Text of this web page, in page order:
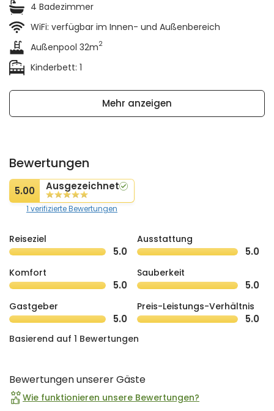
4 Badezimmer
WiFi: verfügbar im Innen- und Außenbereich
Außenpool 32m2
Kinderbett: 1
Mehr anzeigen
Bewertungen
5.00 Ausgezeichnet
1 verifizierte Bewertungen
Reiseziel
5.0
Ausstattung
5.0
Komfort
5.0
Sauberkeit
5.0
Gastgeber
5.0
Preis-Leistungs-Verhältnis
5.0
Basierend auf 1 Bewertungen
Bewertungen unserer Gäste
Wie funktionieren unsere Bewertungen?